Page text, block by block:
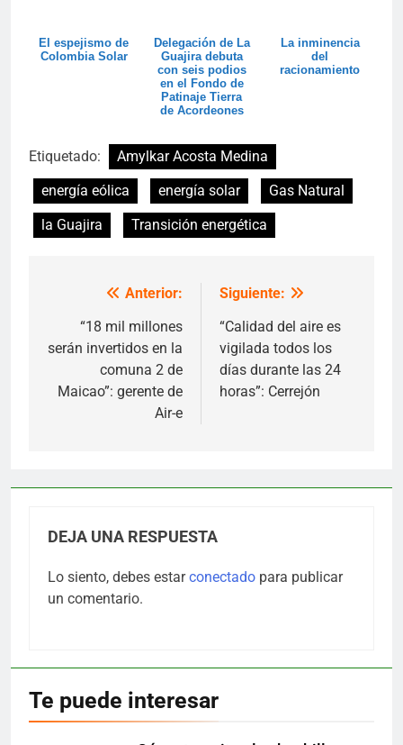
El espejismo de
Colombia Solar
Delegación de La
Guajira debuta
con seis podios
en el Fondo de
Patinaje Tierra
de Acordeones
La inminencia
del
racionamiento
Etiquetado:
Amylkar Acosta Medina
energía eólica
energía solar
Gas Natural
la Guajira
Transición energética
Navegación
entradas
Anterior:
“18 mil millones
serán invertidos en la
comuna 2 de
Maicao”: gerente de
Air-e
Siguiente:
“Calidad del aire es
vigilada todos los
días durante las 24
horas”: Cerrejón
DEJA UNA RESPUESTA
Lo siento, debes estarconectado para publicar
un comentario.
Te puede interesar